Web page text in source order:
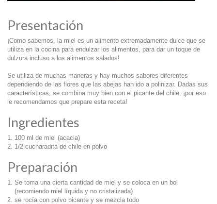
Presentación
¡Como sabemos, la miel es un alimento extremadamente dulce que se
utiliza en la cocina para endulzar los alimentos, para dar un toque de
dulzura incluso a los alimentos salados!
Se utiliza de muchas maneras y hay muchos sabores diferentes
dependiendo de las flores que las abejas han ido a polinizar. Dadas sus
características, se combina muy bien con el picante del chile, ¡por eso
le recomendamos que prepare esta receta!
Ingredientes
100 ml de miel (acacia)
1/2 cucharadita de chile en polvo
Preparación
Se toma una cierta cantidad de miel y se coloca en un bol
(recomiendo miel líquida y no cristalizada)
se rocía con polvo picante y se mezcla todo